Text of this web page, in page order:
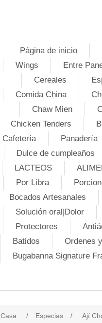
Página de inicio
Wings
Entre
Cereales
Comida China
Chaw Mien
Chicken Tenders
Cafetería
Panadería
Dulce de cumpleaños
LACTEOS
Por Libra
Bocados Artesanales
Solución oral|Dolor
Protectores
Batidos
Ordenes
Bugabanna Signature
Casa / Especias / Ají